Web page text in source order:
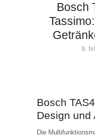
Bosch
9.
Bosch
Design und
Die